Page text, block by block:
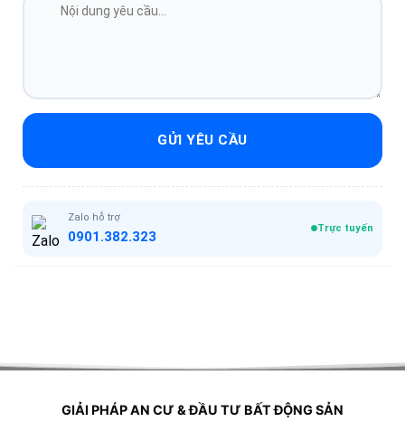
GỬI YÊU CẦU
Zalo hỗ trợ
0901.382.323 Trực tuyến
GIẢI PHÁP AN CƯ & ĐẦU TƯ BẤT ĐỘNG SẢN